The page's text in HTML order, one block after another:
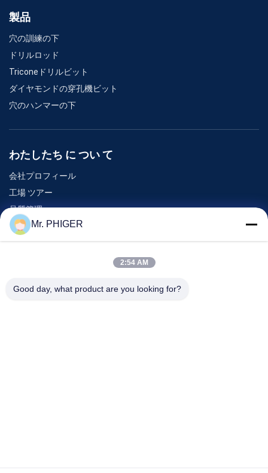
製品
穴の訓練の下
ドリルロッド
Triconeドリルビット
ダイヤモンドの穿孔機ビット
穴のハンマーの下
わたしたち に つい て
会社プロフィール
工場 ツアー
品質管理
地図
連絡 ください
イベント
Mr. PHIGER
2:54 AM
Good day, what product are you looking for?